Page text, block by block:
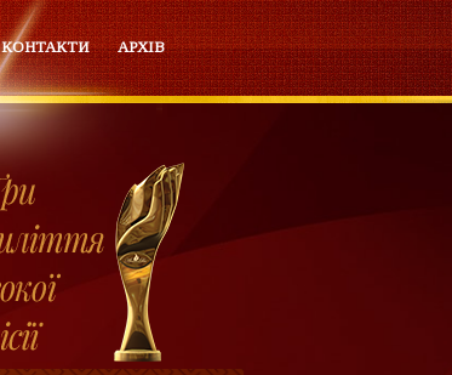
КОНТАКТИ АРХІВ